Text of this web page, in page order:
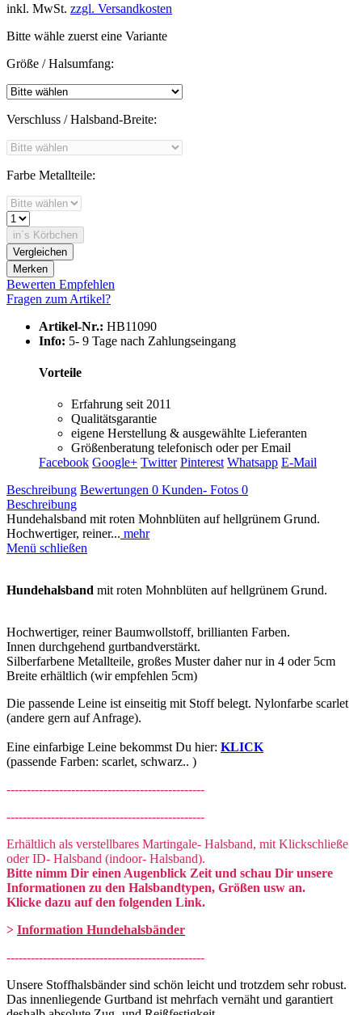
inkl. MwSt. zzgl. Versandkosten
Bitte wähle zuerst eine Variante
Größe / Halsumfang:
Verschluss / Halsband-Breite:
Farbe Metallteile:
in´s Körbchen
Vergleichen
Merken
Bewerten Empfehlen
Fragen zum Artikel?
Artikel-Nr.: HB11090
Info: 5- 9 Tage nach Zahlungseingang
Vorteile
Erfahrung seit 2011
Qualitätsgarantie
eigene Herstellung & ausgewählte Lieferanten
Größenberatung telefonisch oder per Email
Facebook Google+ Twitter Pinterest Whatsapp E-Mail
Beschreibung Bewertungen 0 Kunden- Fotos 0
Beschreibung
Hundehalsband mit roten Mohnblüten auf hellgrünem Grund.
Hochwertiger, reiner... mehr
Menü schließen
Hundehalsband mit roten Mohnblüten auf hellgrünem Grund.
Hochwertiger, reiner Baumwollstoff, brillianten Farben.
Innen durchgehend gurtbandverstärkt.
Silberfarbene Metallteile, großes Muster daher nur in 4 oder 5cm
Breite erhältlich (wir empfehlen 5cm)
Die passende Leine ist einseitig mit Stoff belegt. Nylonfarbe scarlet
(andere gern auf Anfrage).
Eine einfarbige Leine bekommst Du hier: KLICK
(passende Farben: scarlet, schwarz.. )
-------------------------------------------------
-------------------------------------------------
Erhältlich als verstellbares Martingale- Halsband, mit Klickschließe
oder ID- Halsband (indoor- Halsband).
Bitte nimm Dir einen Augenblick Zeit und schau Dir unsere
Informationen zu den Halsbandtypen, Größen usw an.
Klicke dazu auf den folgenden Link.
> Information Hundehalsbänder
-------------------------------------------------
Unsere Stoffhalsbänder sind schön leicht und trotzdem sehr robust.
Das innenliegende Gurtband ist mehrfach vernäht und garantiert